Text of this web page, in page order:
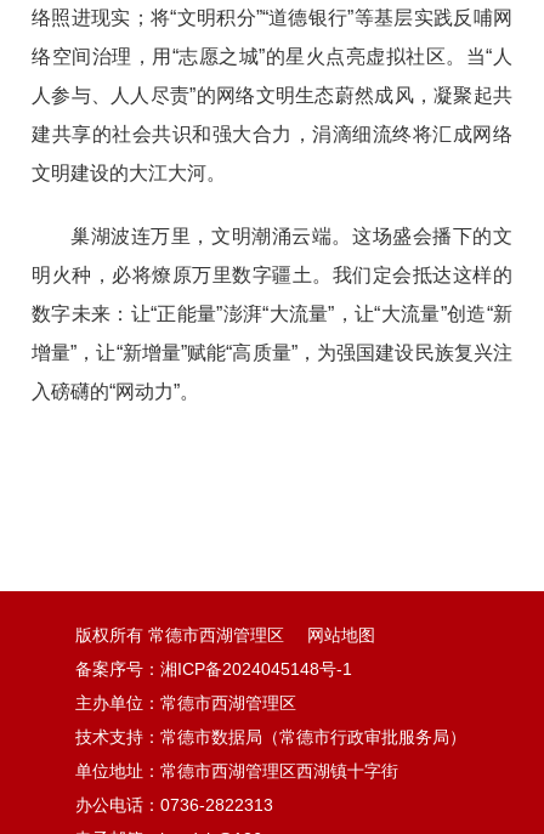
络照进现实；将“文明积分”“道德银行”等基层实践反哺网
络空间治理，用“志愿之城”的星火点亮虚拟社区。当“人
人参与、人人尽责”的网络文明生态蔚然成风，凝聚起共
建共享的社会共识和强大合力，涓滴细流终将汇成网络
文明建设的大江大河。
巢湖波连万里，文明潮涌云端。这场盛会播下的文
明火种，必将燎原万里数字疆土。我们定会抵达这样的
数字未来：让“正能量”澎湃“大流量”，让“大流量”创造“新
增量”，让“新增量”赋能“高质量”，为强国建设民族复兴注
入磅礴的“网动力”。
版权所有 常德市西湖管理区
网站地图
备案序号：湘ICP备2024045148号-1
主办单位：常德市西湖管理区
技术支持：常德市数据局（常德市行政审批服务局）
单位地址：常德市西湖管理区西湖镇十字街
办公电话：0736-2822313